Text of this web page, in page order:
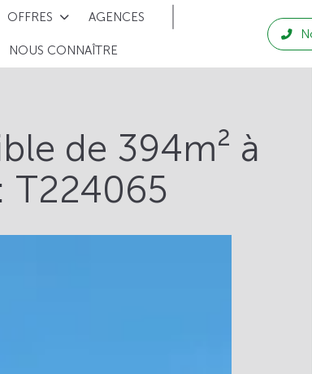
OFFRES AGENCES
NOUS CONNAÎTRE
de 394m² à
T224065